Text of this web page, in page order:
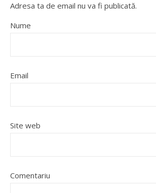
Adresa ta de email nu va fi publicată.
Nume
Email
Site web
Comentariu